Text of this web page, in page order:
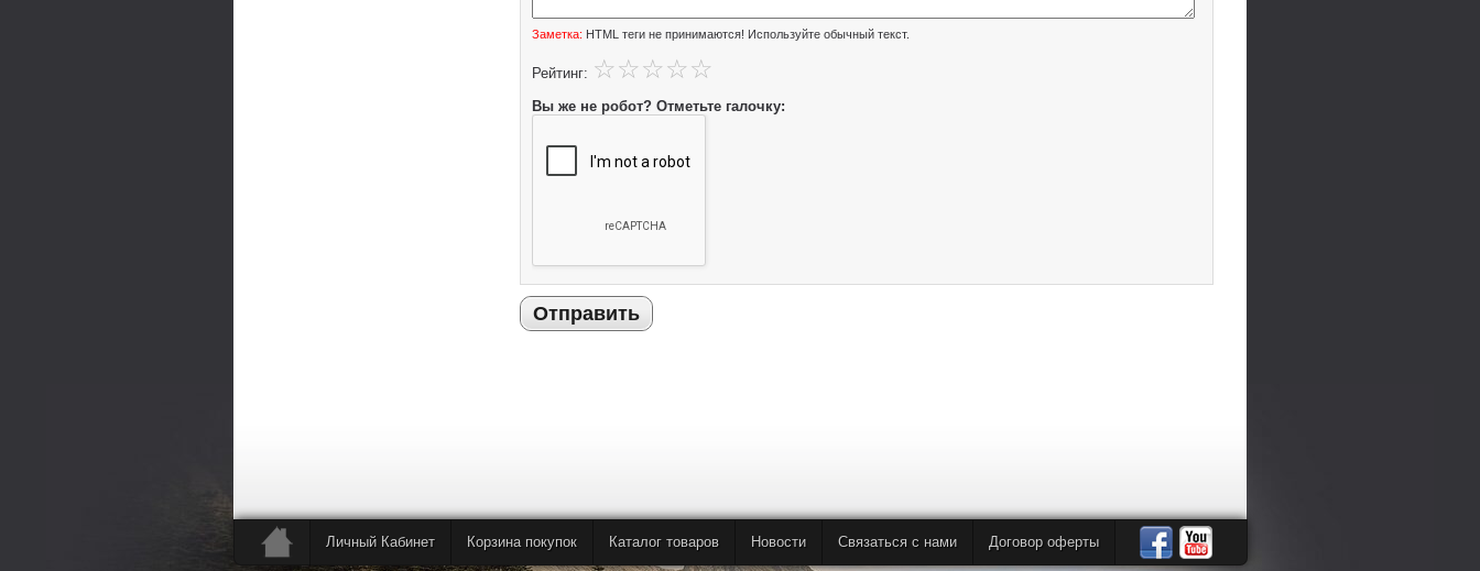
Заметка: HTML теги не принимаются! Используйте обычный текст.
Рейтинг:
Вы же не робот? Отметьте галочку:
Отправить
Личный Кабинет Корзина покупок Каталог товаров Новости Связаться с нами
Договор оферты